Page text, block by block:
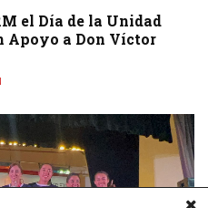
el Día de la Unidad
Apoyo a Don Víctor